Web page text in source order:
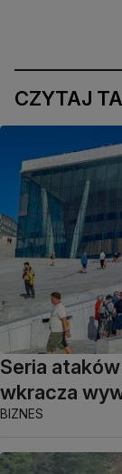
CZYTAJ
Seria
wkracza
BIZNES